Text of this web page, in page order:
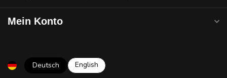
Mein Konto
Deutsch English